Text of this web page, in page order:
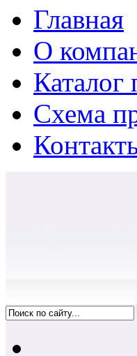
Главная
О
Каталог
Схема